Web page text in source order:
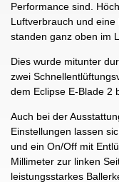
Performance sind.
Luftverbrauch und
standen ganz oben im
Dies wurde mitunter
zwei
dem Eclipse E-Blade 2
Auch bei der
Einstellungen lassen
und ein On/Off mit
Millimeter zur linken
leistungsstarkes